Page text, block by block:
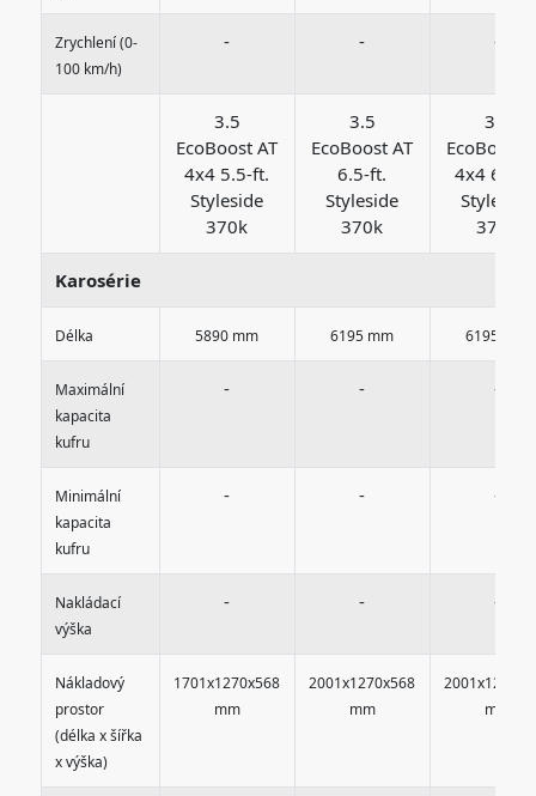
Zrychlení (0-
100 km/h)
- - -
3.5
EcoBoost AT
4x4 5.5-ft.
Styleside
370k
3.5
EcoBoost AT
6.5-ft.
Styleside
370k
3.5
EcoBoost
4x4 6.5-
Styleside
370k
Karosérie
Délka 5890 mm 6195 mm 6195 mm
Maximální
kapacita
kufru
- - -
Minimální
kapacita
kufru
- - -
Nakládací
výška
- - -
Nákladový
prostor
(délka x šířka
x výška)
1701x1270x568
mm
2001x1270x568
mm
mm